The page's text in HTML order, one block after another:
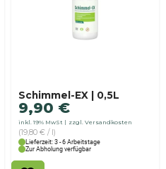
Schimmel-EX | 0,5L
9,90 €
inkl. 19% MwSt zzgl. Versandkosten
(19,80 € / l)
Lieferzeit: 3 - 6 Arbeitstage
Zur Abholung verfügbar